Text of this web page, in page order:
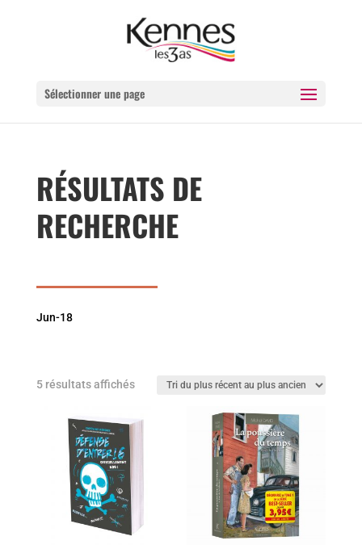
Sélectionner une page
RÉSULTATS DE
RECHERCHE
Jun-18
5 résultats affichés